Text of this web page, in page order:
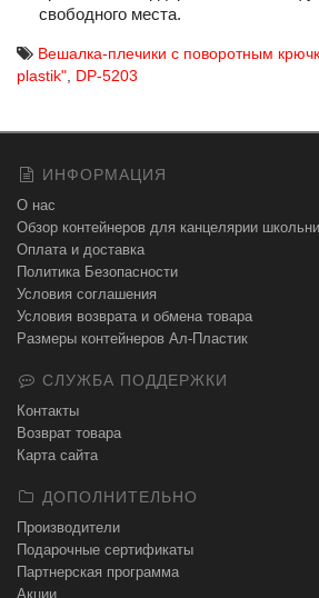
свободного места.
Вешалка-плечики с поворотным
plastik" DP-5203
ИНФОРМАЦИЯ
О нас
Обзор контейнеров для канцелярии
Оплата и доставка
Политика Безопасности
Условия соглашения
Условия возврата и обмена товара
Размеры контейнеров Ал-Пластик
СЛУЖБА ПОДДЕРЖКИ
Контакты
Возврат товара
Карта сайта
ДОПОЛНИТЕЛЬНО
Производители
Подарочные сертификаты
Партнерская программа
Акции